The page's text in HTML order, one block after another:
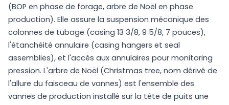
(BOP en phase de forage, arbre de Noël en phase
production). Elle assure la suspension mécanique des
colonnes de tubage (casing 13 3/8, 9 5/8, 7 pouces),
l'étanchéité annulaire (casing hangers et seal
assemblies), et l'accès aux annulaires pour monitoring
pression. L'arbre de Noël (Christmas tree, nom dérivé de
l'allure du faisceau de vannes) est l'ensemble des
vannes de production installé sur la tête de puits une